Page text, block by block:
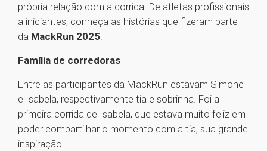
própria relação com a corrida. De atletas profissionais
a iniciantes, conheça as histórias que fizeram parte
da MackRun 2025.
Família de corredoras
Entre as participantes da MackRun estavam Simone
e Isabela, respectivamente tia e sobrinha. Foi a
primeira corrida de Isabela, que estava muito feliz em
poder compartilhar o momento com a tia, sua grande
inspiração.